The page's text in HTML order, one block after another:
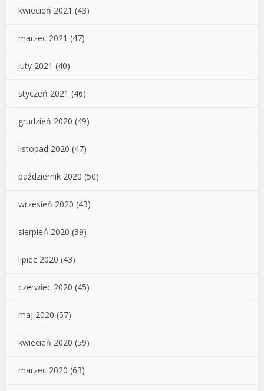
kwiecień 2021 (43)
marzec 2021 (47)
luty 2021 (40)
styczeń 2021 (46)
grudzień 2020 (49)
listopad 2020 (47)
październik 2020 (50)
wrzesień 2020 (43)
sierpień 2020 (39)
lipiec 2020 (43)
czerwiec 2020 (45)
maj 2020 (57)
kwiecień 2020 (59)
marzec 2020 (63)